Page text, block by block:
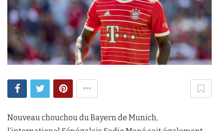
Nouveau chouchou du Bayern de Munich,